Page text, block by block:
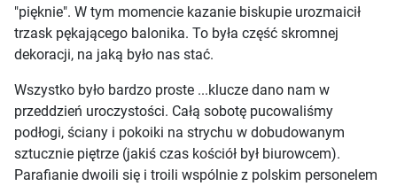
"pięknie". W tym momencie kazanie biskupie urozmaicił
trzask pękającego balonika. To była część skromnej
dekoracji, na jaką było nas stać.
Wszystko było bardzo proste ...klucze dano nam w
przeddzień uroczystości. Całą sobotę pucowaliśmy
podłogi, ściany i pokoiki na strychu w dobudowanym
sztucznie piętrze (jakiś czas kościół był biurowcem).
Parafianie dwoili się i troili wspólnie z polskim personelem